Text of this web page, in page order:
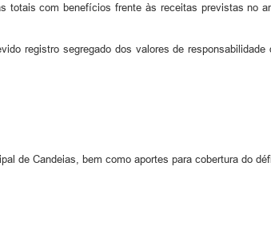
totais com benefícios frente às receitas previstas no
registro segregado dos valores de responsabilidade
de Candeias, bem como aportes para cobertura do